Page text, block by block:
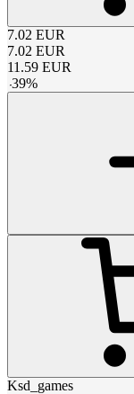
7.02 EUR
7.02 EUR
11.59 EUR
-39%
Ksd_games